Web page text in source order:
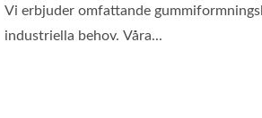
Vi erbjuder omfattande
industriella behov. Våra...